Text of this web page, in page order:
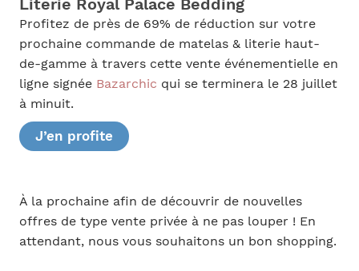
Literie Royal Palace Bedding
Profitez de près de 69% de réduction sur votre
prochaine commande de matelas & literie haut-
de-gamme à travers cette vente événementielle en
ligne signée Bazarchic qui se terminera le 28 juillet
à minuit.
J’en profite
À la prochaine afin de découvrir de nouvelles
offres de type vente privée à ne pas louper ! En
attendant, nous vous souhaitons un bon shopping.